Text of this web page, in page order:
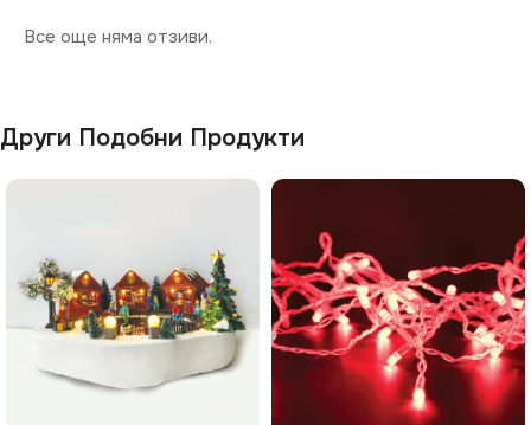
Все още няма отзиви.
Други Подобни Продукти